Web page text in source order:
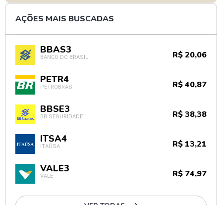
AÇÕES MAIS BUSCADAS
BBAS3
BANCO DO BRASIL R$ 20,06
PETR4
PETROBRAS R$ 40,87
BBSE3
BB SEGURIDADE R$ 38,38
ITSA4
ITAÚSA R$ 13,21
VALE3
VALE R$ 74,97